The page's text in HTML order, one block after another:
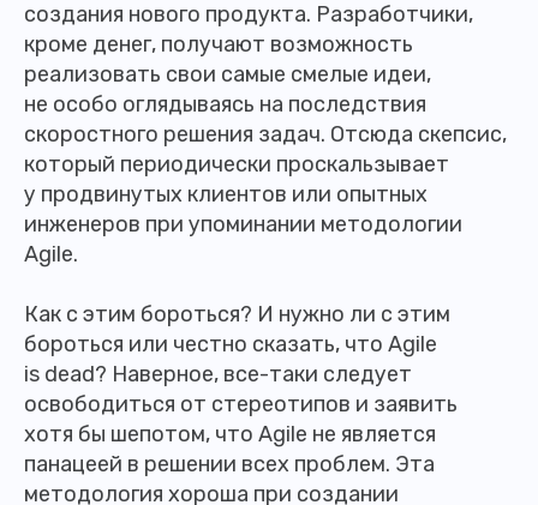
создания нового продукта. Разработчики,
кроме денег, получают возможность
реализовать свои самые смелые идеи,
не особо оглядываясь на последствия
скоростного решения задач. Отсюда скепсис,
который периодически проскальзывает
у продвинутых клиентов или опытных
инженеров при упоминании методологии
Agile.
Как с этим бороться? И нужно ли с этим
бороться или честно сказать, что Agile
is dead? Наверное, все-таки следует
освободиться от стереотипов и заявить
хотя бы шепотом, что Agile не является
панацеей в решении всех проблем. Эта
методология хороша при создании